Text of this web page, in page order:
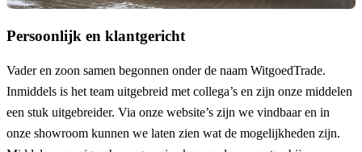
Persoonlijk en klantgericht
Vader en zoon samen begonnen onder de naam WitgoedTrade.
Inmiddels is het team uitgebreid met collega’s en zijn onze middelen
een stuk uitgebreider. Via onze website’s zijn we vindbaar en in
onze showroom kunnen we laten zien wat de mogelijkheden zijn.